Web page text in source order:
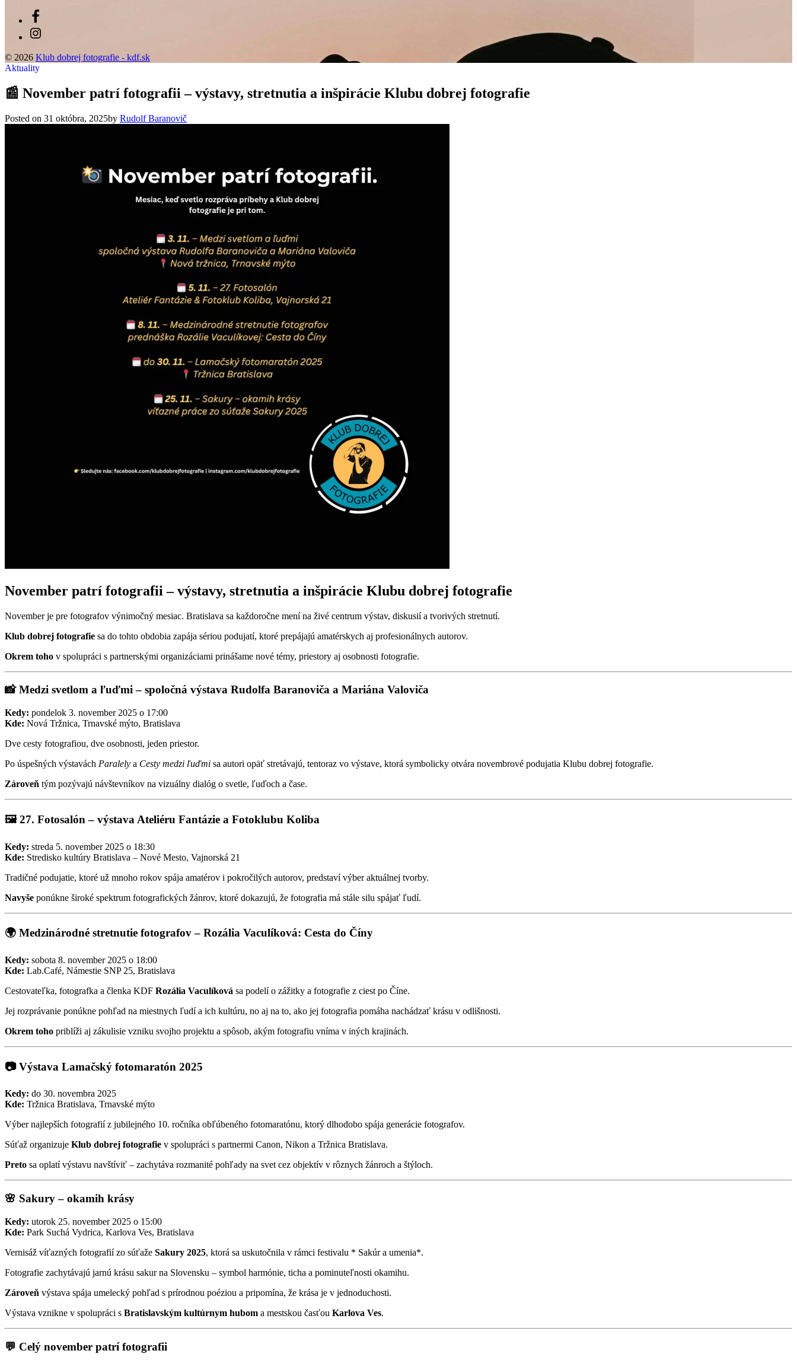
Facebook
Instagram
© 2026 Klub dobrej fotografie - kdf.sk
Aktuality
📰 November patrí fotografii – výstavy, stretnutia a inšpirácie Klubu dobrej fotografie
Posted on 31 októbra, 2025by Rudolf Baranovič
November patrí fotografii – výstavy, stretnutia a inšpirácie Klubu dobrej fotografie
November je pre fotografov výnimočný mesiac. Bratislava sa každoročne mení na živé centrum výstav, diskusií a tvorivých stretnutí.
Klub dobrej fotografie sa do tohto obdobia zapája sériou podujatí, ktoré prepájajú amatérskych aj profesionálnych autorov.
Okrem toho v spolupráci s partnerskými organizáciami prinášame nové témy, priestory aj osobnosti fotografie.
📸 Medzi svetlom a ľuďmi – spoločná výstava Rudolfa Baranoviča a Mariána Valoviča
Kedy: pondelok 3. november 2025 o 17:00
Kde: Nová Tržnica, Trnavské mýto, Bratislava
Dve cesty fotografiou, dve osobnosti, jeden priestor.
Po úspešných výstavách Paralely a Cesty medzi ľuďmi sa autori opäť stretávajú, tentoraz vo výstave, ktorá symbolicky otvára novembrové podujatia Klubu dobrej fotografie.
Zároveň tým pozývajú návštevníkov na vizuálny dialóg o svetle, ľuďoch a čase.
🖼️ 27. Fotosalón – výstava Ateliéru Fantázie a Fotoklubu Koliba
Kedy: streda 5. november 2025 o 18:30
Kde: Stredisko kultúry Bratislava – Nové Mesto, Vajnorská 21
Tradičné podujatie, ktoré už mnoho rokov spája amatérov i pokročilých autorov, predstaví výber aktuálnej tvorby.
Navyše ponúkne široké spektrum fotografických žánrov, ktoré dokazujú, že fotografia má stále silu spájať ľudí.
🌍 Medzinárodné stretnutie fotografov – Rozália Vaculíková: Cesta do Číny
Kedy: sobota 8. november 2025 o 18:00
Kde: Lab.Café, Námestie SNP 25, Bratislava
Cestovateľka, fotografka a členka KDF Rozália Vaculíková sa podelí o zážitky a fotografie z ciest po Číne.
Jej rozprávanie ponúkne pohľad na miestnych ľudí a ich kultúru, no aj na to, ako jej fotografia pomáha nachádzať krásu v odlišnosti.
Okrem toho priblíži aj zákulisie vzniku svojho projektu a spôsob, akým fotografiu vníma v iných krajinách.
📷 Výstava Lamačský fotomaratón 2025
Kedy: do 30. novembra 2025
Kde: Tržnica Bratislava, Trnavské mýto
Výber najlepších fotografií z jubilejného 10. ročníka obľúbeného fotomaratónu, ktorý dlhodobo spája generácie fotografov.
Súťaž organizuje Klub dobrej fotografie v spolupráci s partnermi Canon, Nikon a Tržnica Bratislava.
Preto sa oplatí výstavu navštíviť – zachytáva rozmanité pohľady na svet cez objektív v rôznych žánroch a štýloch.
🌸 Sakury – okamih krásy
Kedy: utorok 25. november 2025 o 15:00
Kde: Park Suchá Vydrica, Karlova Ves, Bratislava
Vernisáž víťazných fotografií zo súťaže Sakury 2025, ktorá sa uskutočnila v rámci festivalu * Sakúr a umenia*.
Fotografie zachytávajú jarnú krásu sakur na Slovensku – symbol harmónie, ticha a pominuteľnosti okamihu.
Zároveň výstava spája umelecký pohľad s prírodnou poéziou a pripomína, že krása je v jednoduchosti.
Výstava vznikne v spolupráci s Bratislavským kultúrnym hubom a mestskou časťou Karlova Ves.
💬 Celý november patrí fotografii